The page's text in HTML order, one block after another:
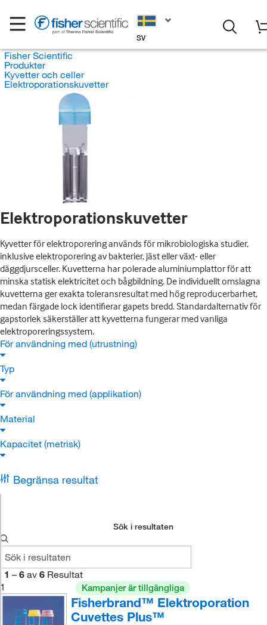
SV
Fisher Scientific
Produkter
Kyvetter och celler
Elektroporationskuvetter
Elektroporationskuvetter
Kyvetter för elektroporering används för mikrobiologiska studier,
inklusive elektroporering av bakterier, jäst eller växt- eller
däggdjursceller. Kuvetterna har polerade aluminiumplattor för att
minska statisk elektricitet och bågbildning. De individuellt omslagna
kuvetterna ger exakta toleransresultat med hög reproducerbarhet,
medan färgade lock identifierar gapets bredd. Standardalternativ för
gapstorlek säkerställer att kyvetterna fungerar med vanliga
elektroporeringssystem.
För användning med (utrustning)
Typ
För användning med (applikation)
Material
Kapacitet (metrisk)
Begränsa resultat
Sök i resultaten
1 – 6 av 6 Resultat
1
Kampanjer är tillgängliga
Fisherbrand™ Elektroporation
Cuvettes Plus™